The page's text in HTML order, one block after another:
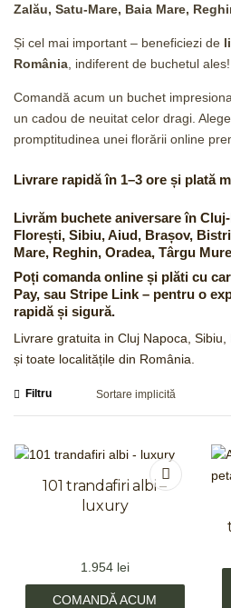
Zalău, Satu-Mare, Baia Mare,
Și cel mai important – beneficiezi de
România, indiferent de buchetul ales!
Comandă acum un buchet
un cadou de neuitat celor dragi.
promptitudinea unei florării online
Livrare rapidă în 1–3 ore și plată
Livrăm buchete aniversare în
Florești, Sibiu, Aiud, Brașov,
Mare, Reghin, Oradea, Târgu
Poți comanda online și plăti cu
Pay, sau Stripe Link– pentru o
rapidă și sigură.
Livrare gratuita in Cluj Napoca,
și toate localitățile din România.
Filtru
101 trandafiri albi –
luxury
1.954 lei
COMANDĂ ACUM